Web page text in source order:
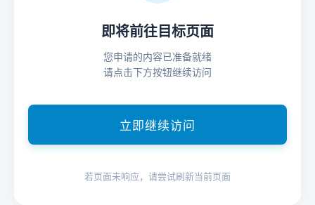
即将前往目标页面
您申请的内容已准备就绪
请点击下方按钮继续访问
立即继续访问
若页面未响应，请尝试刷新当前页面